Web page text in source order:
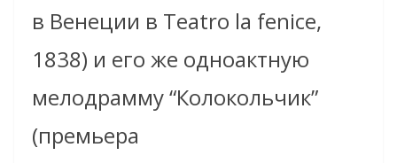
в Венеции в Teatro la fenice,
1838) и его же одноактную
мелодрамму “Колокольчик”
(премьера